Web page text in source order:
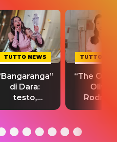
TUTTO NEWS
di Dara:
testo,
traduzione e
del singolo
TUTTO
“The
Olivia
testo,